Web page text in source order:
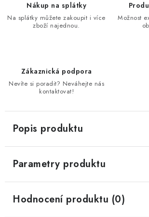
Nákup na splátky
Na splátky můžete zakoupit i více
zboží najednou.
Možnost
Zákaznická podpora
Nevíte si poradit? Neváhejte nás
kontaktovat!
Popis produktu
Parametry produktu
Hodnocení produktu (0)